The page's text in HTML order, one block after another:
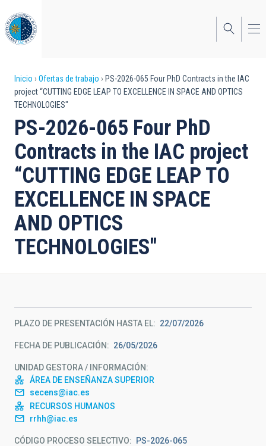
al
contenido
principal
Sobrescribir
enlaces
de
ayuda
a
la
navegación
Inicio Ofertas de trabajo
PS-2026-065 Four PhD Contracts in the IAC
project “CUTTING EDGE LEAP TO EXCELLENCE IN SPACE AND OPTICS
TECHNOLOGIES"
PS-2026-065 Four PhD
Contracts in the IAC project
“CUTTING EDGE LEAP TO
EXCELLENCE IN SPACE
AND OPTICS
TECHNOLOGIES"
PLAZO DE PRESENTACIÓN HASTA EL 22/07/2026
FECHA DE PUBLICACIÓN 26/05/2026
UNIDAD GESTORA / INFORMACIÓN
ÁREA DE ENSEÑANZA SUPERIOR
secens@iac.es
RECURSOS HUMANOS
rrhh@iac.es
CÓDIGO PROCESO SELECTIVO PS-2026-065